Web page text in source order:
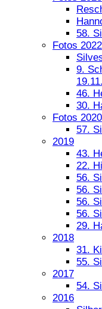
58.
Fotos 2022
9.
46.
30.
Fotos 2020
57.
2019
43.
22.
56.
56.
56.
56.
29.
2018
31.
55.
2017
54.
2016